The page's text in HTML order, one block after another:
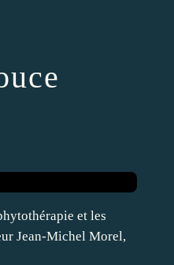
et les
Jean-Michel Morel,